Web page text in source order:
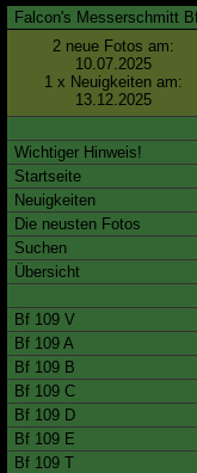
Falcon's Messerschmitt
2 neue Fotos am:
10.07.2025
1 x Neuigkeiten am:
13.12.2025
Wichtiger Hinweis!
Startseite
Neuigkeiten
Die neusten Fotos
Suchen
Übersicht
Bf 109 V
Bf 109 A
Bf 109 B
Bf 109 C
Bf 109 D
Bf 109 E
Bf 109 T